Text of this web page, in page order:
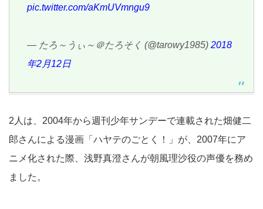
pic.twitter.com/aKmUVmngu9
— たろ～うぃ～＠たろそく (@tarowy1985) 2018
年2月12日
2人は、2004年から週刊少年サンデーで連載された畑健二
郎さんによる漫画「ハヤテのごとく！」が、2007年にア
ニメ化された際、浅野真澄さんが朝風理沙役の声優を務め
ました。